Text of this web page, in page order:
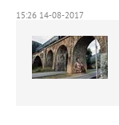
15:26 14-08-2017